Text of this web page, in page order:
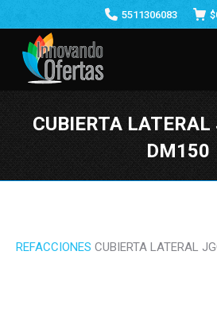
5511306083 $
CUBIERTA LATERAL
DM150
REFACCIONES CUBIERTA LATERAL